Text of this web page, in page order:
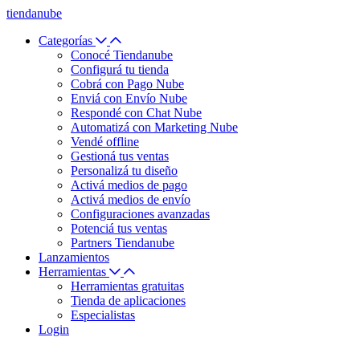
tiendanube
Categorías
Conocé Tiendanube
Configurá tu tienda
Cobrá con Pago Nube
Enviá con Envío Nube
Respondé con Chat Nube
Automatizá con Marketing Nube
Vendé offline
Gestioná tus ventas
Personalizá tu diseño
Activá medios de pago
Activá medios de envío
Configuraciones avanzadas
Potenciá tus ventas
Partners Tiendanube
Lanzamientos
Herramientas
Herramientas gratuitas
Tienda de aplicaciones
Especialistas
Login